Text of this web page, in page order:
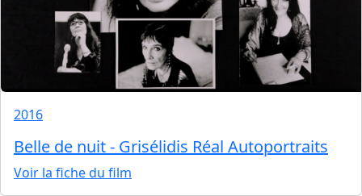
2016
Belle de nuit - Grisélidis Réal Autoportraits
Voir la fiche du film